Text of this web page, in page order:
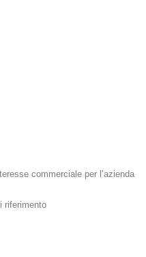
commerciale per l’azienda
riferimento